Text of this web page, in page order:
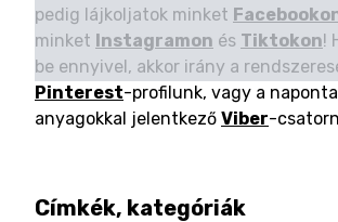
pedig lájkoljatok minket
minket Instagramon és Tiktokon!
be ennyivel, akkor irány a
Pinterest-profilunk, vagy a
anyagokkal jelentkező Viber-
Címkék, kategóriák